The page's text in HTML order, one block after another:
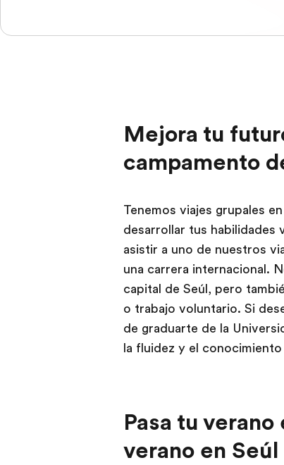
Mejora tu
campamento
Tenemos viajes grupales
desarrollar tus habilidades
asistir a uno de nuestros
una carrera internacional.
capital de Seúl, pero
o trabajo voluntario. Si
de graduarte de la
la fluidez y el
Pasa tu
verano en Seúl